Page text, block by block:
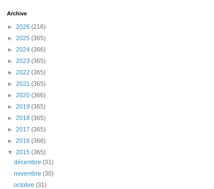
Archive
► 2026 (216)
► 2025 (365)
► 2024 (366)
► 2023 (365)
► 2022 (365)
► 2021 (365)
► 2020 (366)
► 2019 (365)
► 2018 (365)
► 2017 (365)
► 2016 (366)
▼ 2015 (365)
décembre(31)
novembre(30)
octobre(31)